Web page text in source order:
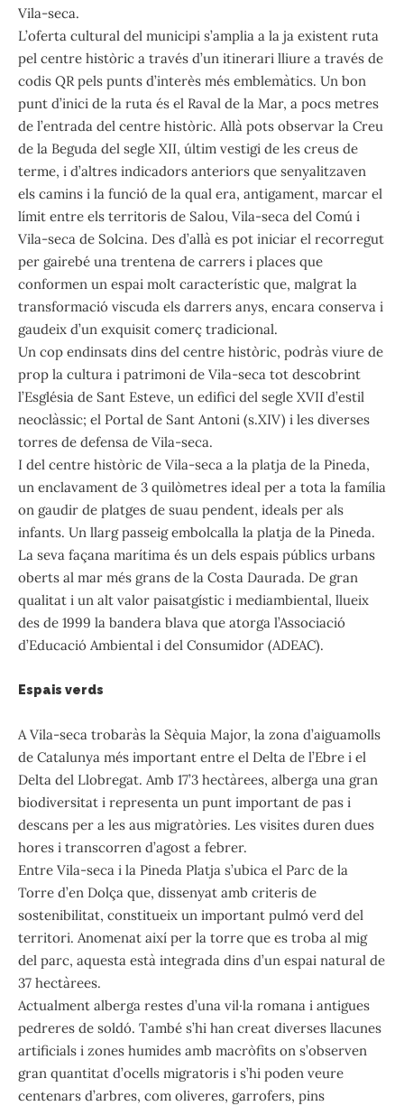
Vila-seca.
L’oferta cultural del municipi s’amplia a la ja existent ruta
pel centre històric a través d’un itinerari lliure a través de
codis QR pels punts d’interès més emblemàtics. Un bon
punt d’inici de la ruta és el Raval de la Mar, a pocs metres
de l’entrada del centre històric. Allà pots observar la Creu
de la Beguda del segle XII, últim vestigi de les creus de
terme, i d’altres indicadors anteriors que senyalitzaven
els camins i la funció de la qual era, antigament, marcar el
límit entre els territoris de Salou, Vila-seca del Comú i
Vila-seca de Solcina. Des d’allà es pot iniciar el recorregut
per gairebé una trentena de carrers i places que
conformen un espai molt característic que, malgrat la
transformació viscuda els darrers anys, encara conserva i
gaudeix d’un exquisit comerç tradicional.
Un cop endinsats dins del centre històric, podràs viure de
prop la cultura i patrimoni de Vila-seca tot descobrint
l’Església de Sant Esteve, un edifici del segle XVII d’estil
neoclàssic; el Portal de Sant Antoni (s.XIV) i les diverses
torres de defensa de Vila-seca.
I del centre històric de Vila-seca a la platja de la Pineda,
un enclavament de 3 quilòmetres ideal per a tota la família
on gaudir de platges de suau pendent, ideals per als
infants. Un llarg passeig embolcalla la platja de la Pineda.
La seva façana marítima és un dels espais públics urbans
oberts al mar més grans de la Costa Daurada. De gran
qualitat i un alt valor paisatgístic i mediambiental, llueix
des de 1999 la bandera blava que atorga l’Associació
d’Educació Ambiental i del Consumidor (ADEAC).
Espais verds
A Vila-seca trobaràs la Sèquia Major, la zona d’aiguamolls
de Catalunya més important entre el Delta de l’Ebre i el
Delta del Llobregat. Amb 17’3 hectàrees, alberga una gran
biodiversitat i representa un punt important de pas i
descans per a les aus migratòries. Les visites duren dues
hores i transcorren d’agost a febrer.
Entre Vila-seca i la Pineda Platja s’ubica el Parc de la
Torre d’en Dolça que, dissenyat amb criteris de
sostenibilitat, constitueix un important pulmó verd del
territori. Anomenat així per la torre que es troba al mig
del parc, aquesta està integrada dins d’un espai natural de
37 hectàrees.
Actualment alberga restes d’una vil·la romana i antigues
pedreres de soldó. També s’hi han creat diverses llacunes
artificials i zones humides amb macròfits on s’observen
gran quantitat d’ocells migratoris i s’hi poden veure
centenars d’arbres, com oliveres, garrofers, pins